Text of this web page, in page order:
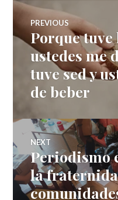
Navegación
de
entradas
PREVIOUS
Previous
post:
Porque tuve
ustedes me
tuve sed y
de beber
NEXT
Next
post:
Periodismo
la